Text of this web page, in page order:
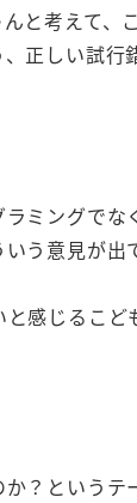
と考えて、
正しい試行
ミングで
う意見が
感じるこ
？という